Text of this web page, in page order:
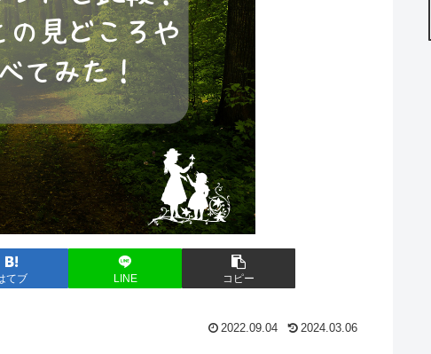
てブ LINE コピー
2022.09.04 2024.03.06